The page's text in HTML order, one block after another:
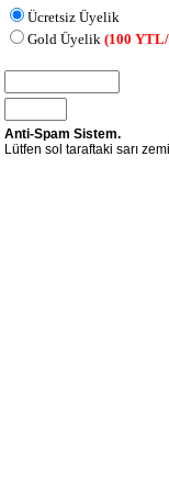
Ücretsiz Üyelik
Gold Üyelik (100
Anti-Spam Sistem.
Lütfen sol taraftaki sarı